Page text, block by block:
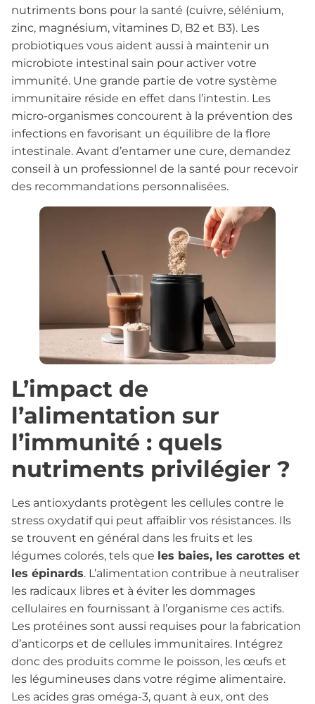
nutriments bons pour la santé (cuivre, sélénium,
zinc, magnésium, vitamines D, B2 et B3). Les
probiotiques vous aident aussi à maintenir un
microbiote intestinal sain pour activer votre
immunité. Une grande partie de votre système
immunitaire réside en effet dans l’intestin. Les
micro-organismes concourent à la prévention des
infections en favorisant un équilibre de la flore
intestinale. Avant d’entamer une cure, demandez
conseil à un professionnel de la santé pour recevoir
des recommandations personnalisées.
L’impact de
l’alimentation sur
l’immunité : quels
nutriments privilégier ?
Les antioxydants protègent les cellules contre le
stress oxydatif qui peut affaiblir vos résistances. Ils
se trouvent en général dans les fruits et les
légumes colorés, tels que les baies, les carottes et
les épinards. L’alimentation contribue à neutraliser
les radicaux libres et à éviter les dommages
cellulaires en fournissant à l’organisme ces actifs.
Les protéines sont aussi requises pour la fabrication
d’anticorps et de cellules immunitaires. Intégrez
donc des produits comme le poisson, les œufs et
les légumineuses dans votre régime alimentaire.
Les acides gras oméga-3, quant à eux, ont des